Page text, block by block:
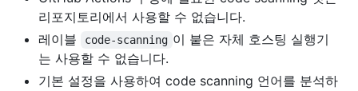
리포지토리에서 사용할 수 없습니다.
레이블
code-scanning 이 붙은 자체 호스팅 실행기
는 사용할 수 없습니다.
기본 설정을 사용하여 code scanning 언어를 분석하